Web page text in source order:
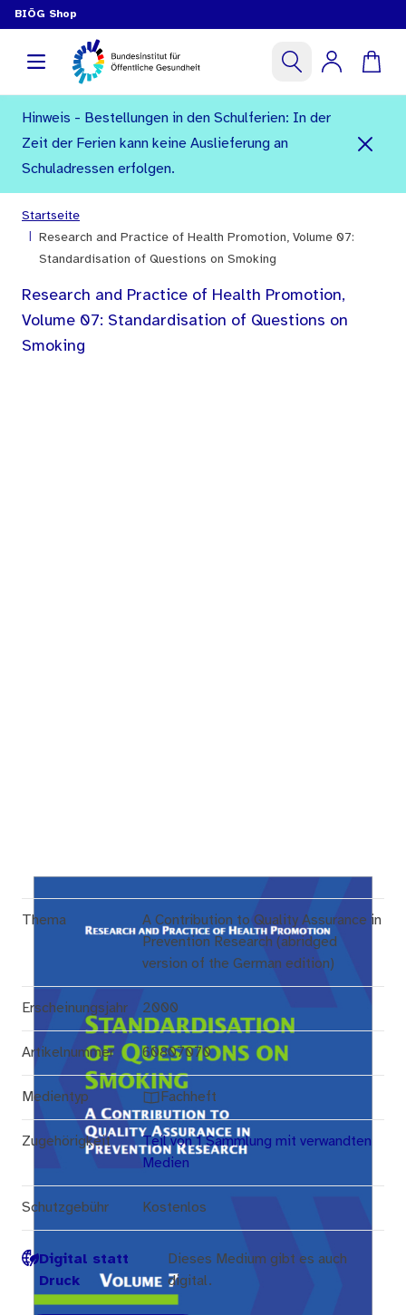
BIÖG Shop
Hinweis - Bestellungen in den Schulferien: In der
Zeit der Ferien kann keine Auslieferung an
Schuladressen erfolgen.
Startseite
Research and Practice of Health Promotion, Volume 07:
Standardisation of Questions on Smoking
Research and Practice of Health Promotion,
Volume 07: Standardisation of Questions on
Smoking
Thema
A Contribution to Quality Assurance in
Prevention Research (abridged
version of the German edition)
Erscheinungsjahr 2000
Artikelnummer 60807070
Medientyp Fachheft
Zugehörigkeit
Teil von 1 Sammlung mit verwandten
Medien
Schutzgebühr Kostenlos
Digital statt
Druck
Dieses Medium gibt es auch
digital.